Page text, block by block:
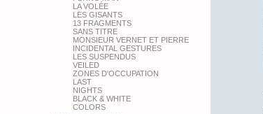
LA VOLÉE
LES GISANTS
13 FRAGMENTS
SANS TITRE
MONSIEUR VERNET ET PIERRE
INCIDENTAL GESTURES
LES SUSPENDUS
VEILED
ZONES D'OCCUPATION
LAST
NIGHTS
BLACK & WHITE
COLORS